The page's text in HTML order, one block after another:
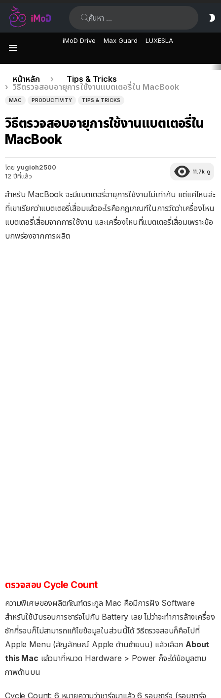
iMoD Drive Max Guard LUXESLA
เรื่อง
ล่าสุด
คุณอยู่ที่นี่:
หน้าหลัก
Tips & Tricks
วิธีตรวจสอบอายุการใช้งานแบตเตอรี่ใน MacBook
MAC PRODUCTIVITY TIPS & TRICKS
วิธีตรวจสอบอายุการใช้งานแบตเตอรี่ใน
MacBook
โดย yugioh2500
12 ปีที่แล้ว
11.7k ดู
สำหรับ MacBook จะมีแบตเตอรี่อายุการใช้งานไม่เท่ากัน แต่แค่ไหนล่ะ
ที่เขาเรียกว่าแบตเตอรี่เสื่อมแล้วอะไรคือกฎเกณฑ์ในการวัดว่าเครื่องไหน
แบตเตอรี่เสื่อมจากการใช้งาน และเครื่องไหนที่แบตเตอรี่เสื่อมเพราะข้อ
บกพร่องจากการผลิต
ตรวจสอบ Cycle Count
ความพิเศษของผลิตภัณฑ์ตระกูล Mac คือมีการฝัง Software
สำหรับใช้นับรอบการชาร์จไปกับ Battery เลย ไม่ว่าจะทำการล้างเครื่อง
ซักกี่รอบก็ไม่สามารถแก้ไขข้อมูลในส่วนนี้ได้ วิธีตรวจสอบก็คือไปที่
Apple Menu (สัญลักษณ์ Apple ด้านซ้ายบน) แล้วเลือกAbout
this Mac แล้วมาที่หมวด Hardware > Power ก็จะได้ข้อมูลตาม
ภาพด้านบน
Cycle Count: 6 หมายความว่าชาร์จมาแล้ว 6 รอบชาร์จ (รอบชาร์จ